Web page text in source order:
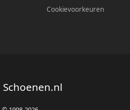
Cookievoorkeuren
Schoenen.nl